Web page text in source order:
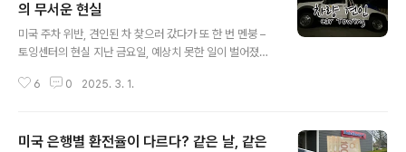
의 무서운 현실
미국 주차 위반, 견인된 차 찾으러 갔다가 또 한 번 멘붕 –
토잉센터의 현실 지난 금요일, 예상치 못한 일이 벌어졌답
었습니다. 오랜만에 집에 들른 아들은 평소처럼 동네 주차
니티 단속반이 견인해 갔다는 사실을 알게 되었답니다. 예
6 0 2025. 3. 1.
미국 은행별 환전율이 다르다? 같은 날, 같은